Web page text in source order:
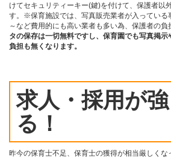
けてセキュリティーキー(鍵)を付けて、保護者以
す。※保育施設では、写真販売業者が入っている
～など費用的にも高い業者も多い為、保護者の
タの保存は一切無料ですし、保育園でも写真掲
負担も無くなります。
求人・採用が
る！
昨今の保育士不足、保育士の獲得が相当厳しくな